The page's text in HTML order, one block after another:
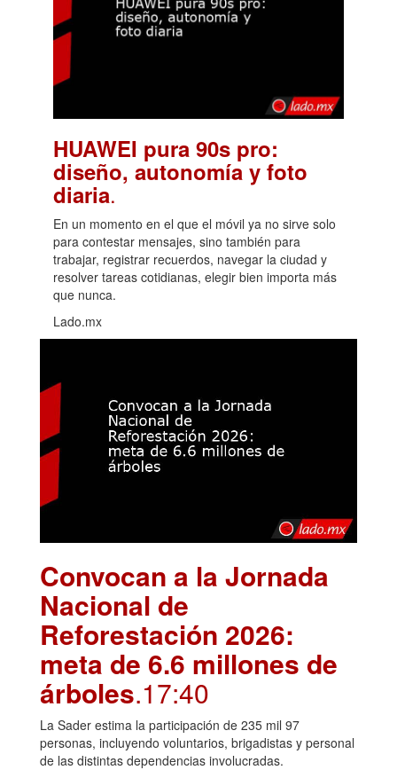
HUAWEI pura 90s pro:
diseño, autonomía y foto
diaria.
En un momento en el que el móvil ya no sirve solo
para contestar mensajes, sino también para
trabajar, registrar recuerdos, navegar la ciudad y
resolver tareas cotidianas, elegir bien importa más
que nunca.
Lado.mx
Convocan a la Jornada
Nacional de
Reforestación 2026:
meta de 6.6 millones de
árboles.17:40
La Sader estima la participación de 235 mil 97
personas, incluyendo voluntarios, brigadistas y personal
de las distintas dependencias involucradas.